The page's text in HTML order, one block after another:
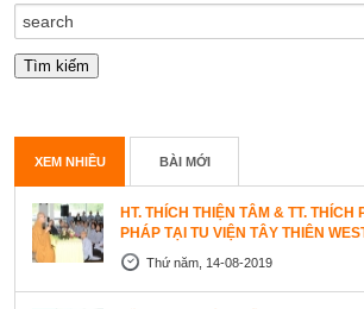
XEM NHIỀU BÀI MỚI
HT. THÍCH THIỆN TÂM & TT. THÍCH
PHÁP TẠI TU VIỆN TÂY THIÊN
Thứ năm, 14-08-2019